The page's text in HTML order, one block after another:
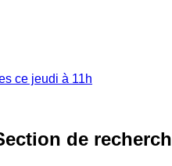
ce jeudi à 11h
de